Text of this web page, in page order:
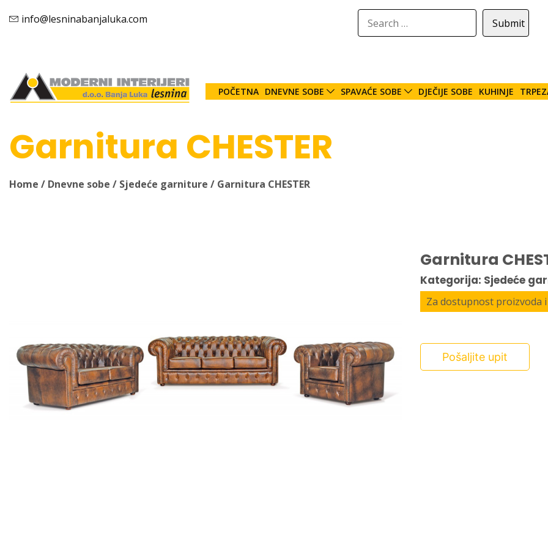
info@lesninabanjaluka.com
POČETNA DNEVNE SOBE SPAVAĆE SOBE DJEČIJE SOBE KUHINJE
Garnitura CHESTER
Home / Dnevne sobe / Sjedeće garniture / Garnitura CHESTER
Garnitura
Kategorija: Sjedeće
Za dostupnost proizvoda
Pošaljite upit